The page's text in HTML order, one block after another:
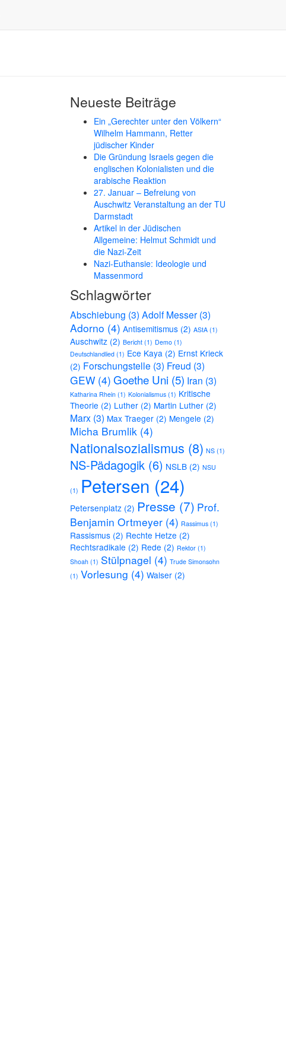
Neueste Beiträge
Ein „Gerechter unter den Völkern“
Wilhelm Hammann, Retter
jüdischer Kinder
Die Gründung Israels gegen die
englischen Kolonialisten und die
arabische Reaktion
27. Januar – Befreiung von
Auschwitz Veranstaltung an der TU
Darmstadt
Artikel in der Jüdischen
Allgemeine: Helmut Schmidt und
die Nazi-Zeit
Nazi-Euthansie: Ideologie und
Massenmord
Schlagwörter
Abschiebung (3) Adolf Messer(3)
Adorno (4) Antisemitismus(2) AStA(1)
Auschwitz(2) Bericht(1) Demo(1)
Deutschlandlied(1) Ece Kaya(2) Ernst Krieck
(2) Forschungstelle (3) Freud (3)
GEW(4) Goethe Uni (5) Iran (3)
Katharina Rhein(1) Kolonialismus(1) Kritische
Theorie (2) Luther(2) Martin Luther(2)
Marx(3) Max Traeger(2) Mengele (2)
Micha Brumlik(4)
Nationalsozialismus (8) NS(1)
NS-Pädagogik(6) NSLB(2) NSU
(1) Petersen (24)
Petersenplatz(2) Presse (7) Prof.
Benjamin Ortmeyer(4) Rassimus(1)
Rassismus(2) Rechte Hetze (2)
Rechtsradikale (2) Rede (2) Rektor(1)
Shoah(1) Stülpnagel (4) Trude Simonsohn
(1) Vorlesung (4) Walser(2)